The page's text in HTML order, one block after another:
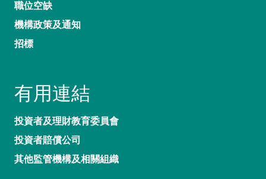
職位空缺
機構政策及通知
招標
有用連結
投資者及理財教育委員會
投資者賠償公司
其他監管機構及相關組織